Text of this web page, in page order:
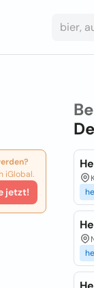
iGlobal.
jetzt!